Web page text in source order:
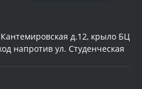
Кантемировская д.12, крыло БЦ
напротив ул. Студенческая